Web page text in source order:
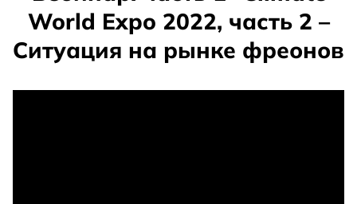
World Expo 2022, часть 2 –
Ситуация на рынке фреонов